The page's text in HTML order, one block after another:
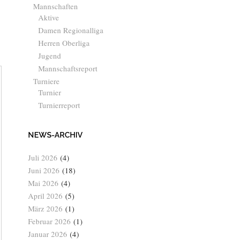
Mannschaften
Aktive
Damen Regionalliga
Herren Oberliga
Jugend
Mannschaftsreport
Turniere
Turnier
Turnierreport
NEWS-ARCHIV
Juli 2026 (4)
Juni 2026 (18)
Mai 2026 (4)
April 2026 (5)
März 2026 (1)
Februar 2026 (1)
Januar 2026 (4)